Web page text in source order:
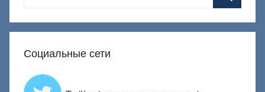
Социальные сети